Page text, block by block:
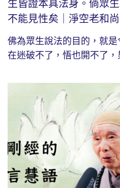
生皆證本具法身。倘眾
不能見性矣｜淨空老和
佛為眾生說法的目的，就
在迷破不了，悟也開不了